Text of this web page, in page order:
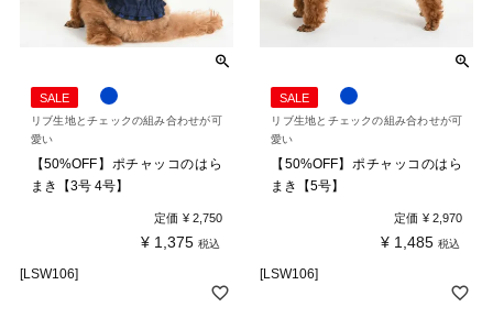
SALE
リブ生地とチェックの組み合わせが可
愛い
【50%OFF】ポチャッコのはら
まき【3号 4号】
定価 ¥ 2,750
¥ 1,375 税込
[LSW106]
SALE
リブ生地とチェックの組み合わせが可
愛い
【50%OFF】ポチャッコのはら
まき【5号】
定価 ¥ 2,970
¥ 1,485 税込
[LSW106]